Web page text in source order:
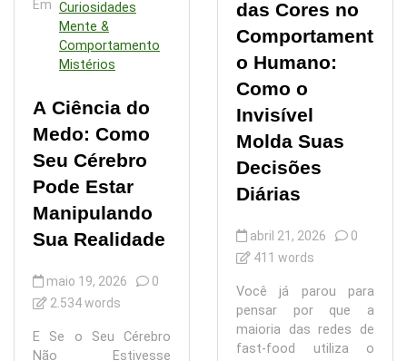
Em Curiosidades
Mente &
Comportamento
Mistérios
A Ciência do
Medo: Como
Seu Cérebro
Pode Estar
Manipulando
Sua Realidade
maio 19, 2026
0
2.534 words
E Se o Seu Cérebro
Não Estivesse
das Cores no
Comportament
o Humano:
Como o
Invisível
Molda Suas
Decisões
Diárias
abril 21, 2026
0
411 words
Você já parou para
pensar por que a
maioria das redes de
fast-food utiliza o